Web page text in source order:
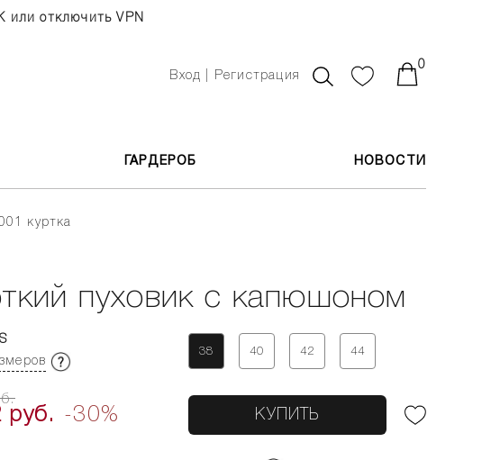
или отключить VPN
Вход | Регистрация
0
ГАРДЕРОБ НОВОСТИ
куртка
пуховик с капюшоном
38 40 42 44
руб. -30% КУПИТЬ